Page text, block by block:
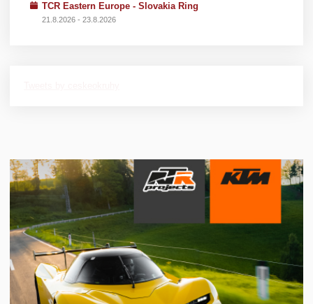
TCR Eastern Europe - Slovakia Ring
21.8.2026 - 23.8.2026